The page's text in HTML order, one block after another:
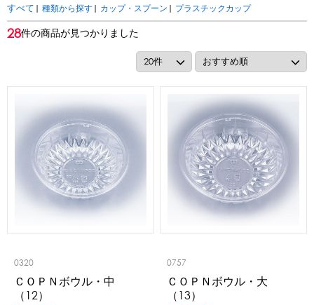
蜜・シロップ
いろいろ使える汎用シロップ
生感覚の冷凍シロップ
ハーブシロップ
かき氷にもドリンクにも
ガムシロップ
水あめ
その他のシロップ
トッピング・製菓材料
練乳・コンデンスミルク あずき・餡
冷凍フルーツ
その他のトッピング材料
かき氷機
用途で選ぶ
ピックアップ商品
アカウント・設定
会員登録内容変更
会社概要
すべて | 種類から探す| カップ・スプーン | プラスチックカップ
28件の商品が見つかりました
0320
ＣＯＰＮボウル・中
（12）
0757
ＣＯＰＮボウル・大
（13）